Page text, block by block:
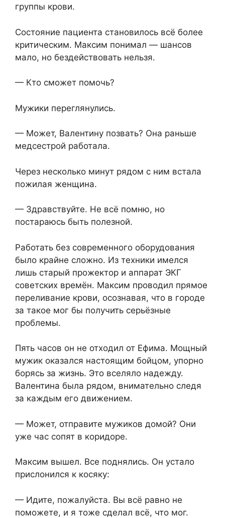
группы крови.
Состояние пациента становилось всё более
критическим. Максим понимал — шансов
мало, но бездействовать нельзя.
— Кто сможет помочь?
Мужики переглянулись.
— Может, Валентину позвать? Она раньше
медсестрой работала.
Через несколько минут рядом с ним встала
пожилая женщина.
— Здравствуйте. Не всё помню, но
постараюсь быть полезной.
Работать без современного оборудования
было крайне сложно. Из техники имелся
лишь старый прожектор и аппарат ЭКГ
советских времён. Максим проводил прямое
переливание крови, осознавая, что в городе
за такое мог бы получить серьёзные
проблемы.
Пять часов он не отходил от Ефима. Мощный
мужик оказался настоящим бойцом, упорно
борясь за жизнь. Это вселяло надежду.
Валентина была рядом, внимательно следя
за каждым его движением.
— Может, отправите мужиков домой? Они
уже час сопят в коридоре.
Максим вышел. Все поднялись. Он устало
прислонился к косяку:
— Идите, пожалуйста. Вы всё равно не
поможете, и я тоже сделал всё, что мог.